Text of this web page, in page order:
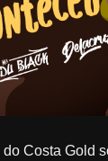
Costa Gold